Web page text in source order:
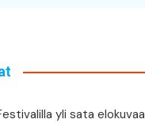
yli sata elokuvaa